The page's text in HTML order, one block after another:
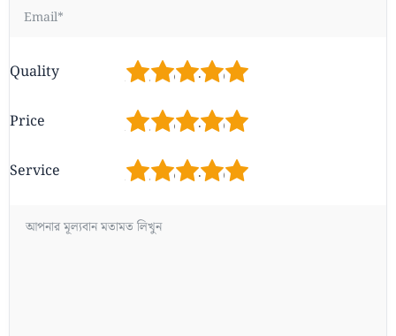
Quality 5
4
3
2
Price 5
4
3
2
Service 5
4
3
2